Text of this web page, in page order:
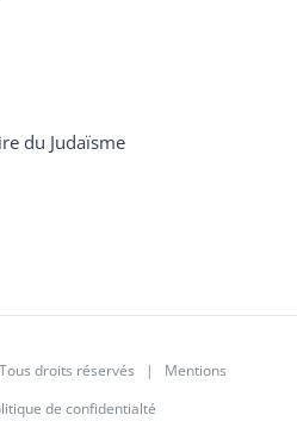
du Judaïsme
droits réservés | Mentions
de confidentialté